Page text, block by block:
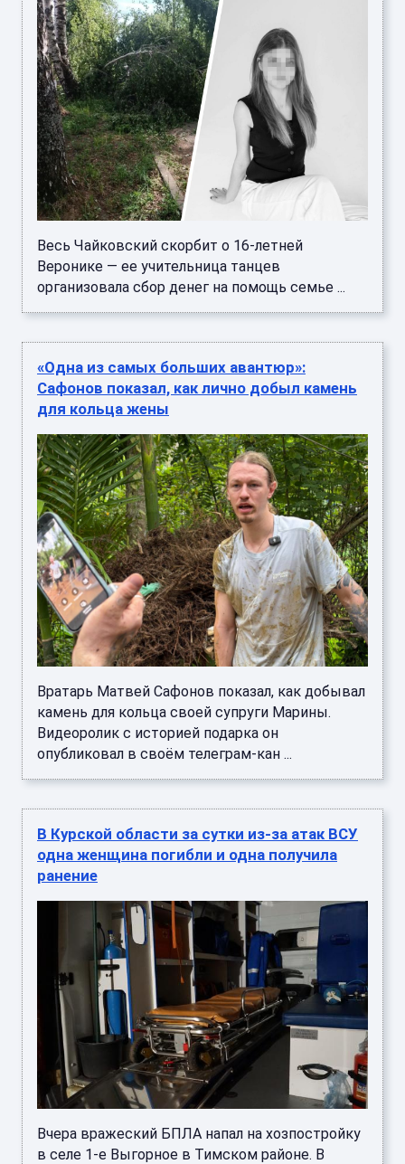
Весь Чайковский скорбит о 16-летней
Веронике — ее учительница танцев
организовала сбор денег на помощь семье ...
«Одна из самых больших авантюр»:
Сафонов показал, как лично добыл камень
для кольца жены
Вратарь Матвей Сафонов показал, как добывал
камень для кольца своей супруги Марины.
Видеоролик с историей подарка он
опубликовал в своём телеграм-кан ...
В Курской области за сутки из-за атак ВСУ
одна женщина погибли и одна получила
ранение
Вчера вражеский БПЛА напал на хозпостройку
в селе 1-е Выгорное в Тимском районе. В